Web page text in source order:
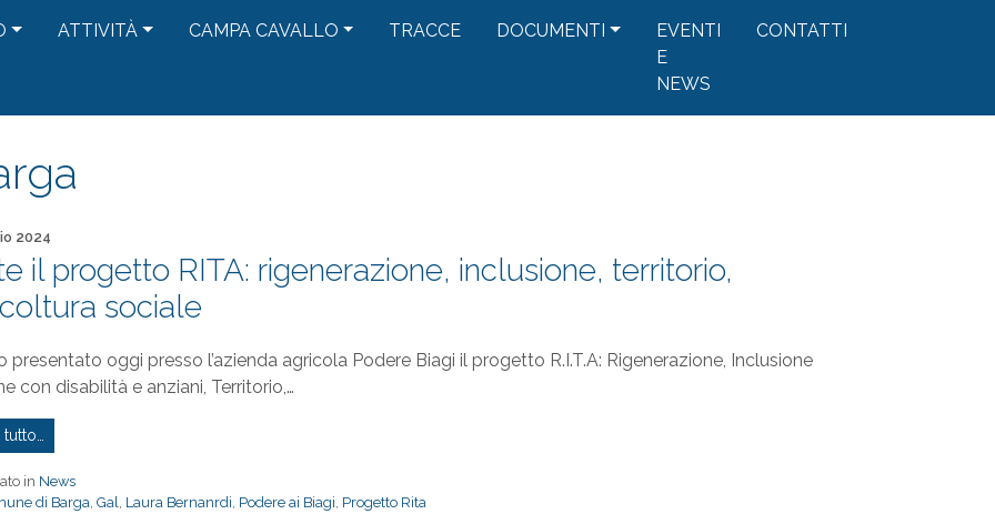
ATTIVITÀ CAMPA CAVALLO TRACCE DOCUMENTI
EVENTI
E
NEWS
CONTATTI
il
2024
il progetto RITA: rigenerazione, inclusione, territorio,
sociale
presentato oggi presso l’azienda agricola Podere Biagi il progetto R.I.T.A: Rigenerazione, Inclusione
con disabilità e anziani, Territorio,…
in News
di Barga, Gal, Laura Bernanrdi, Podere ai Biagi, Progetto Rita